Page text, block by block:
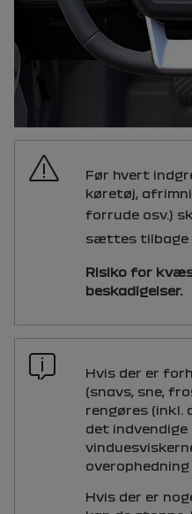
Før hvert
køretøj,
forrude osv.)
sættes tilbage
Risiko for
beskadigelser.
Hvis der er
(snavs, sne,
rengøres (inkl.
det indvendige
Hvis der er